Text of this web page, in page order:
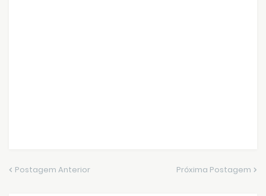
Postagem Anterior Próxima Postagem